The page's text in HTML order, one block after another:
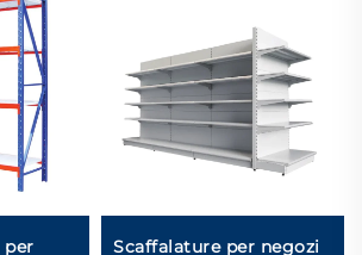
per
Scaffalature per negozi